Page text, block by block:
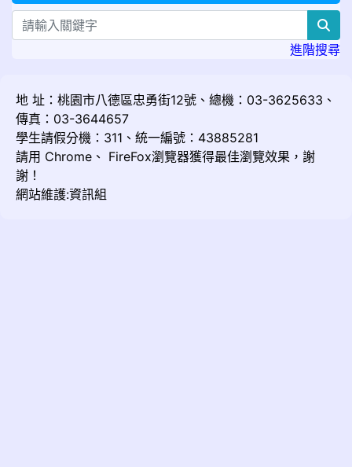
進階搜尋
地 址：桃園市八德區忠勇街12號、總機：03-3625633、
傳真：03-3644657
學生請假分機：311、統一編號：43885281
請用 Chrome 、 FireFox瀏覽器獲得最佳瀏覽效果，謝
謝！
網站維護:資訊組